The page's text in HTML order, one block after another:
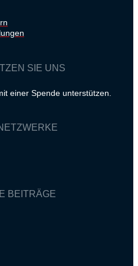
SIE UNS
einer Spende unterstützen.
BEITRÄGE